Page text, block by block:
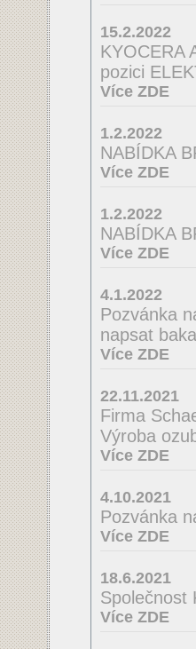
15.2.2022
KYOCERA
pozici
Více ZDE
1.2.2022
NABÍDKA
Více ZDE
1.2.2022
NABÍDKA
Více ZDE
4.1.2022
Pozvánka
napsat
Více ZDE
22.11.2021
Firma
Výroba
Více ZDE
4.10.2021
Pozvánka
Více ZDE
18.6.2021
Společnost
Více ZDE